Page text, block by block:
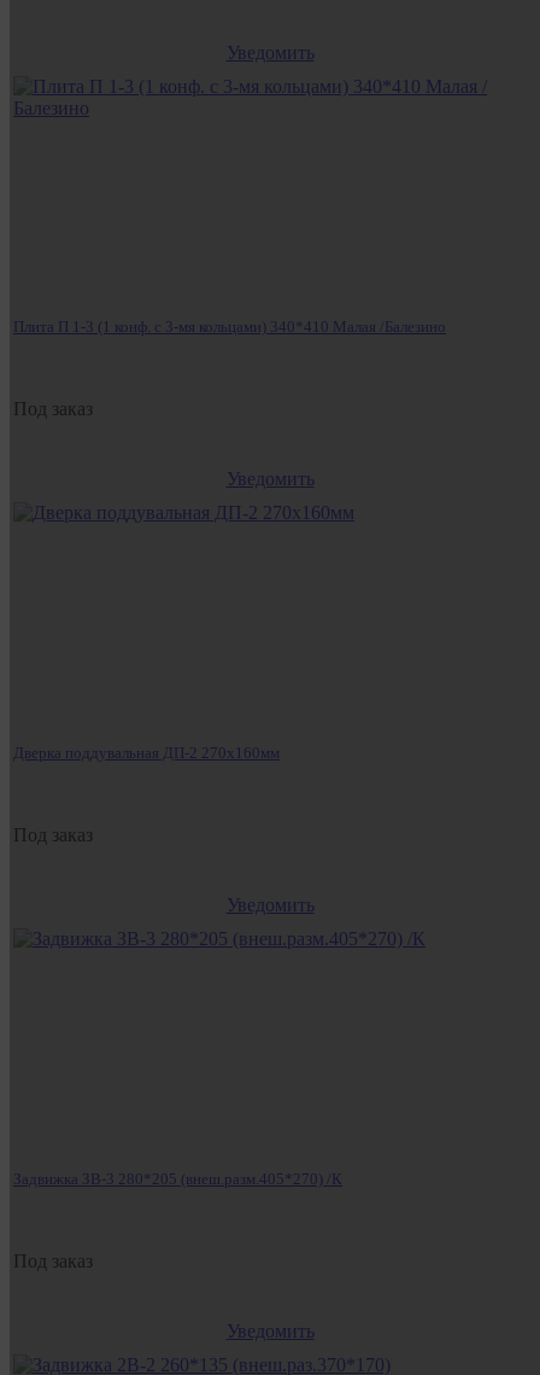
Уведомить
Плита П 1-3 (1 конф. с 3-мя кольцами) 340*410 Малая /Балезино
Под заказ
Уведомить
Дверка поддувальная ДП-2 270х160мм
Под заказ
Уведомить
Задвижка ЗВ-3 280*205 (внеш.разм.405*270) /К
Под заказ
Уведомить